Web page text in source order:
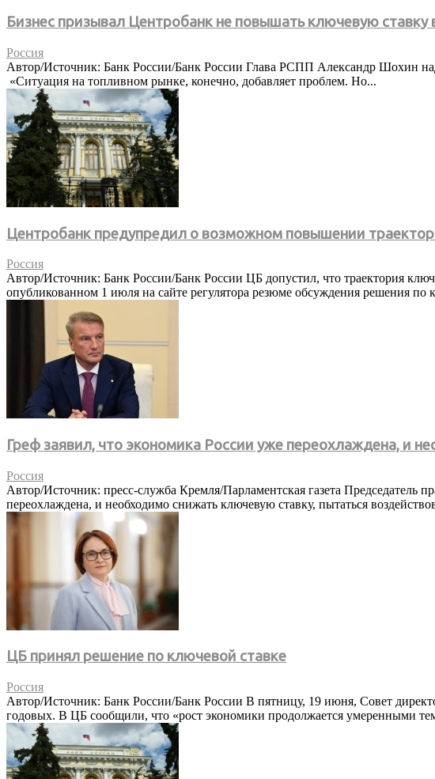
Бизнес призывал Центробанк не повышать ключевую ставку
Россия
Автор/Источник: Банк России/Банк России Глава РСПП Александр Шохин
«Ситуация на топливном рынке, конечно, добавляет проблем. Но...
Центробанк предупредил о возможном повышении
Россия
Автор/Источник: Банк России/Банк России ЦБ допустил, что траектория
опубликованном 1 июля на сайте регулятора резюме обсуждения решения по
Греф заявил, что экономика России уже переохлаждена, и
Россия
Автор/Источник: пресс-служба Кремля/Парламентская газета Председатель
переохлаждена, и необходимо снижать ключевую ставку, пытаться
ЦБ принял решение по ключевой ставке
Россия
Автор/Источник: Банк России/Банк России В пятницу, 19 июня, Совет
годовых. В ЦБ сообщили, что «рост экономики продолжается умеренными